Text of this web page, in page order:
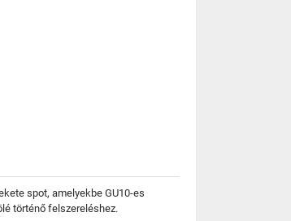
spot, amelyekbe GU10-es
történő felszereléshez.